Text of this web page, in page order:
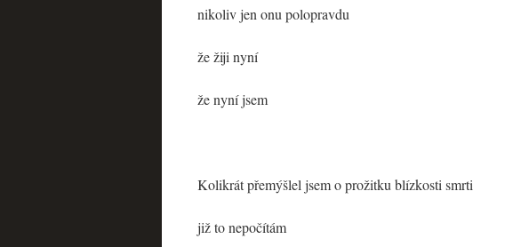
nikoliv jen onu polopravdu
že žiji nyní
že nyní jsem
Kolikrát přemýšlel jsem o prožitku blízkosti smrti
již to nepočítám